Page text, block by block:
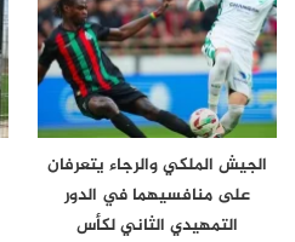
الجيش الملكي والرجاء يتعرفان
على منافسيهما في الدور
التمهيدي الثاني لكأس